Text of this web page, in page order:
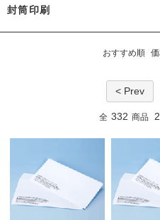
封筒印刷
おすすめ順
< Prev
全 332 商品